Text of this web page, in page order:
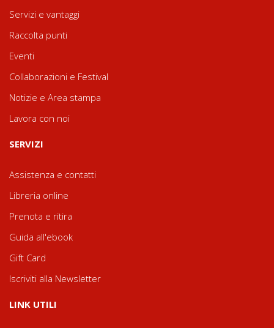
Servizi e vantaggi
Raccolta punti
Eventi
Collaborazioni e Festival
Notizie e Area stampa
Lavora con noi
SERVIZI
Assistenza e contatti
Libreria online
Prenota e ritira
Guida all'ebook
Gift Card
Iscriviti alla Newsletter
LINK UTILI